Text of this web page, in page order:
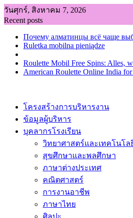
Skip
to
content
วันศุกร์, สิงหาคม 7, 2026
Recent posts
Почему алматинцы всё чаще
Ruletka mobilna pieniądze
Roulette Mobil Free Spins: Alles,
American Roulette Online India
โครงสร้างการบริหารงาน
ข้อมูลผู้บริหาร
บุคลากรโรงเรียน
วิทยาศาสตร์และเทคโนโล
สุขศึกษาและพลศึกษา
ภาษาต่างประเทศ
คณิตศาสตร์
การงานอาชีพ
ภาษาไทย
ศิลปะ